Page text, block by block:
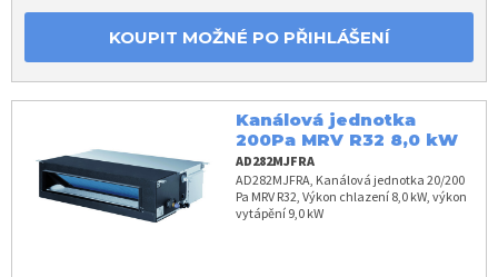
KOUPIT MOŽNÉ PO PŘIHLÁŠENÍ
Kanálová jednotka
200Pa MRV R32 8,0 kW
AD282MJFRA
AD282MJFRA, Kanálová jednotka 20/200
Pa MRV R32, Výkon chlazení 8,0 kW, výkon
vytápění 9,0 kW